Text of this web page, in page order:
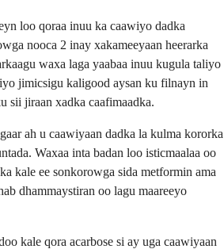
loo qoraa inuu ka caawiyo dadka
nooca 2 inay xakameeyaan heerarka
waxa laga yaabaa inuu kugula taliyo
jimicsigu kaligood aysan ku filnayn in
sii jiraan xadka caafimaadka.
ah u caawiyaan dadka la kulma kororka
Waxaa inta badan loo isticmaalaa oo
kale ee sonkorowga sida metformin ama
dhammaystiran oo lagu maareeyo
kale qora acarbose si ay uga caawiyaan